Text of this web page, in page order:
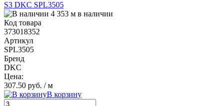
S3 DKC SPL3505
4 353 м в наличии
Код товара
373018352
Артикул
SPL3505
Бренд
DKC
Цена:
307.50 руб. / м
В корзину